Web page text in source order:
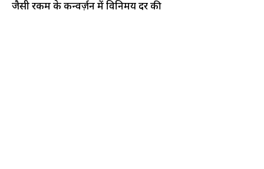
जैसी रकम के कन्वर्ज़न में विनिमय दर की